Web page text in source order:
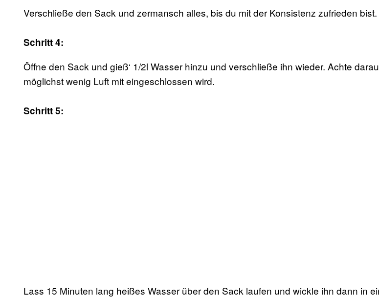
Verschließe den Sack und zermansch alles, bis du mit der Konsistenz zufrieden bist.
Schritt 4:
Öffne den Sack und gieß‘ 1/2l Wasser hinzu und verschließe ihn wieder. Achte
möglichst wenig Luft mit eingeschlossen wird.
Schritt 5:
Lass 15 Minuten lang heißes Wasser über den Sack laufen und wickle ihn dann in